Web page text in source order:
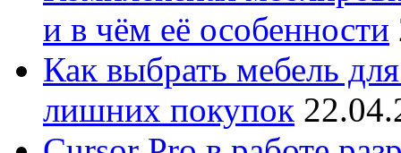
и в чём её особенности
Как выбрать мебель
лишних покупок